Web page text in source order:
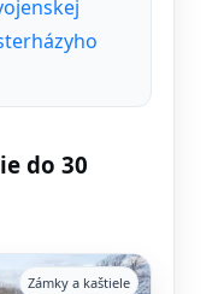
do 30
Zámky a kaštiele